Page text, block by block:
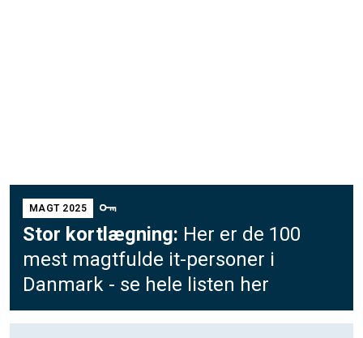
MAGT 2025
Stor kortlægning: Her er de 100
mest magtfulde it-personer i
Danmark - se hele listen her